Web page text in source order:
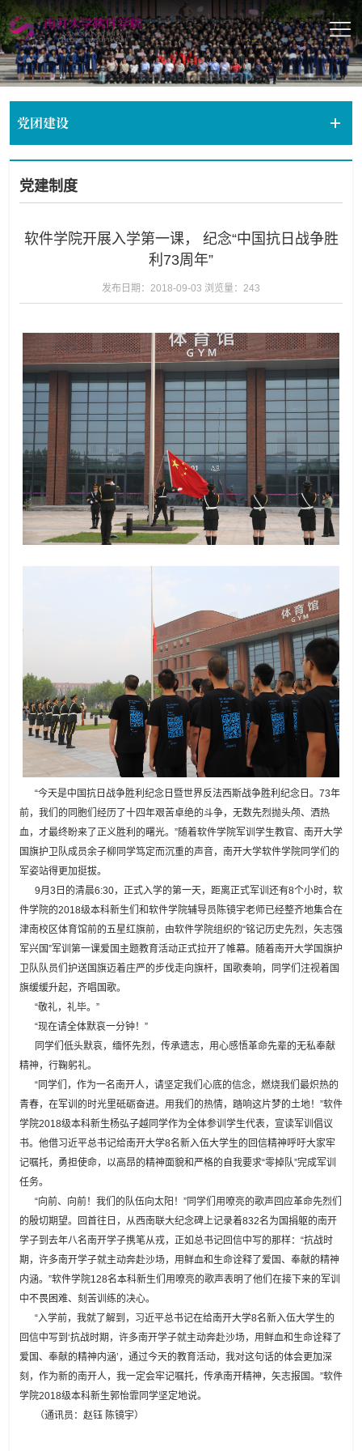
党团建设
党建制度
软件学院开展入学第一课， 纪念“中国抗日战争胜
利73周年”
发布日期：2018-09-03 浏览量： 243
“今天是中国抗日战争胜利纪念日暨世界反法西斯战争胜利纪念日。73年
前，我们的同胞们经历了十四年艰苦卓绝的斗争，无数先烈抛头颅、洒热
血，才最终盼来了正义胜利的曙光。”随着软件学院军训学生教官、南开大学
国旗护卫队成员余子柳同学笃定而沉重的声音，南开大学软件学院同学们的
军姿站得更加挺拔。
9月3日的清晨6:30，正式入学的第一天，距离正式军训还有8个小时，软
件学院的2018级本科新生们和软件学院辅导员陈镜宇老师已经整齐地集合在
津南校区体育馆前的五星红旗前，由软件学院组织的“铭记历史先烈，矢志强
军兴国”军训第一课爱国主题教育活动正式拉开了帷幕。随着南开大学国旗护
卫队队员们护送国旗迈着庄严的步伐走向旗杆，国歌奏响，同学们注视着国
旗缓缓升起，齐唱国歌。
“敬礼，礼毕。”
“现在请全体默哀一分钟！”
同学们低头默哀，缅怀先烈，传承遗志，用心感悟革命先辈的无私奉献
精神，行鞠躬礼。
“同学们，作为一名南开人，请坚定我们心底的信念，燃烧我们最炽热的
青春，在军训的时光里砥砺奋进。用我们的热情，踏响这片梦的土地！”软件
学院2018级本科新生杨弘子越同学作为全体参训学生代表，宣读军训倡议
书。他借习近平总书记给南开大学8名新入伍大学生的回信精神呼吁大家牢
记嘱托，勇担使命，以高昂的精神面貌和严格的自我要求“零掉队”完成军训
任务。
“向前、向前！我们的队伍向太阳！”同学们用嘹亮的歌声回应革命先烈们
的殷切期望。回首往日，从西南联大纪念碑上记录着832名为国捐躯的南开
学子到去年八名南开学子携笔从戎，正如总书记回信中写的那样：“抗战时
期，许多南开学子就主动奔赴沙场，用鲜血和生命诠释了爱国、奉献的精神
内涵。”软件学院128名本科新生们用嘹亮的歌声表明了他们在接下来的军训
中不畏困难、刻苦训练的决心。
“入学前，我就了解到，习近平总书记在给南开大学8名新入伍大学生的
回信中写到‘抗战时期，许多南开学子就主动奔赴沙场，用鲜血和生命诠释了
爱国、奉献的精神内涵’，通过今天的教育活动，我对这句话的体会更加深
刻，作为新的南开人，我一定会牢记嘱托，传承南开精神，矢志报国。”软件
学院2018级本科新生郭怡霏同学坚定地说。
（通讯员：赵钰 陈镜宇）